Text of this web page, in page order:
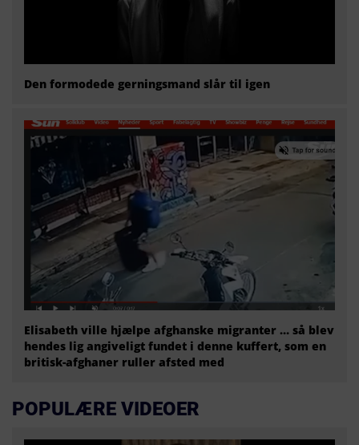
Den formodede gerningsmand slår til igen
Elisabeth ville hjælpe afghanske migranter … så blev
hendes lig angiveligt fundet i denne kuffert, som en
britisk-afghaner ruller afsted med
POPULÆRE VIDEOER